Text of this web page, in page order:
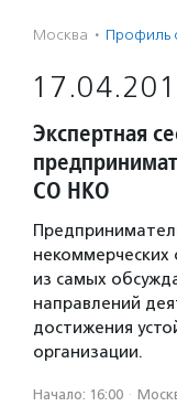
Москва · Профиль
Экспертная
СО НКО
некоммерческих
из самых
направлений
достижения
организации.
Начало: 16:00 ·